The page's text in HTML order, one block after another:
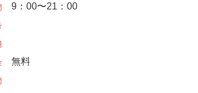
9：00〜21：00
無料